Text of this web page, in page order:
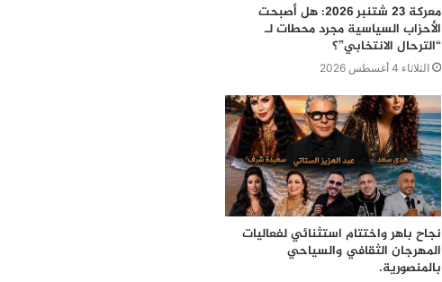
معركة 23 شتنبر 2026: هل أصبحت
الأحزاب السياسية مجرد محطات لـ
“الترحال الانتخابي”؟
الثلاثاء 4 أغسطس 2026
نجاح باهر واختتام استثنائي لفعاليات
المهرجان الثقافي والسياحي
بالمنصورية.